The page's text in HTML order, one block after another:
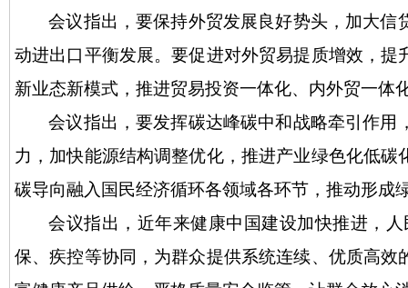
会议指出，要保持外贸发展良好势头，加大
动进出口平衡发展。要促进对外贸易提质增效，
新业态新模式，推进贸易投资一体化、内外贸一
会议指出，要发挥碳达峰碳中和战略牵引作
力，加快能源结构调整优化，推进产业绿色化低
碳导向融入国民经济循环各领域各环节，推动形成
会议指出，近年来健康中国建设加快推进，
保、疾控等协同，为群众提供系统连续、优质高